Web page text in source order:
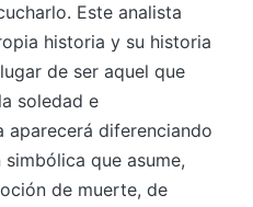
Este analista
historia y su historia
de ser aquel que
soledad e
aparecerá diferenciando
que asume,
de muerte, de